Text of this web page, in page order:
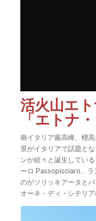
活火山エ
「エトナ
南イタリア最高峰、標
景がイタリアで話題と
ンが続々と誕生してい
ーロ Passopisciaro、ラ
のがソリッキアータと
オーネ・ディ・シチリ